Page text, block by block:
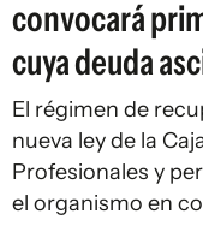
convocará
cuya deuda
El régimen de
nueva ley de la
Profesionales y
el organismo en